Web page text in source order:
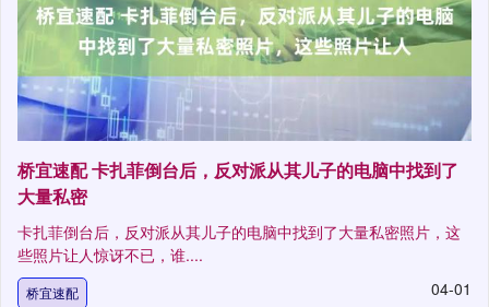
桥宜速配 卡扎菲倒台后，反对派从其儿子的电脑中找到了
大量私密
卡扎菲倒台后，反对派从其儿子的电脑中找到了大量私密照片，这
些照片让人惊讶不已，谁....
桥宜速配 04-01